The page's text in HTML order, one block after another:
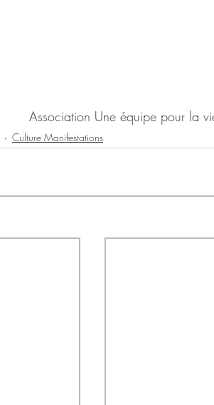
​Association Une équipe pour la
Culture Manifestations